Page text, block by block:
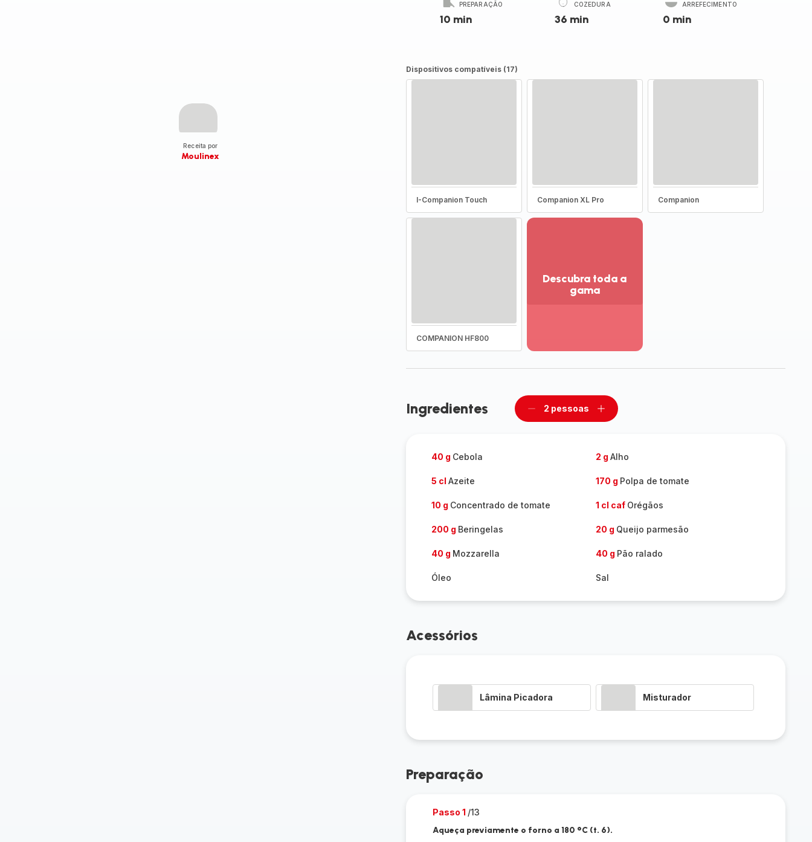
Receita por
Moulinex
PREPARAÇÃO
10 min
COZEDURA
36 min
ARREFECIMENTO
0 min
Dispositivos compatíveis (17)
I-Companion Touch Companion XL Pro Companion
COMPANION HF800
Descubra toda a
gama
Descubra
-
Ingredientes
Remover
2 pessoas
Adicionar
40 g Cebola 2 g Alho
5 cl Azeite 170 g Polpa de tomate
10 g Concentrado de tomate 1 cl caf Orégãos
200 g Beringelas 20 g Queijo parmesão
40 g Mozzarella 40 g Pão ralado
Óleo Sal
Acessórios
Lâmina Picadora Misturador
Preparação
Passo 1 /13
Aqueça previamente o forno a 180 °C (t. 6).